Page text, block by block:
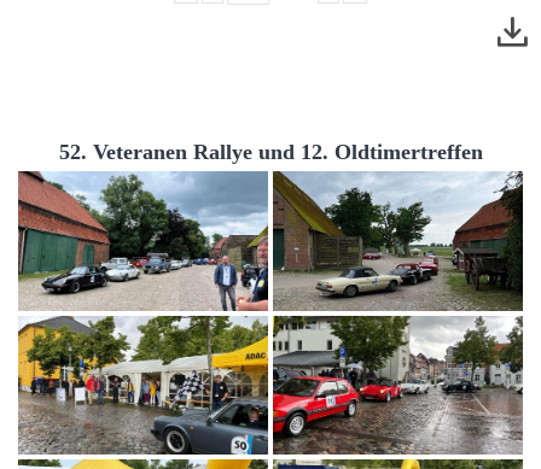
52. Veteranen Rallye und 12. Oldtimertreffen